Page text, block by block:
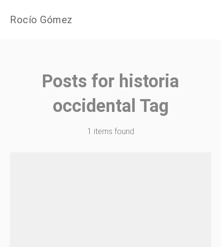
Rocío Gómez
Posts for historia
occidental Tag
1 items found